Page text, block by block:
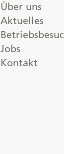
Über uns
Aktuelles
Jobs
Kontakt